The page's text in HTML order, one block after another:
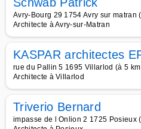
Avry-Bourg 29 1754 Avry sur matran
Architecte à Avry-sur-Matran
KASPAR architectes
rue du Pallin 5 1695 Villarlod (à 5
Architecte à Villarlod
Triverio Bernard
impasse de l Onlion 2 1725 Posieux